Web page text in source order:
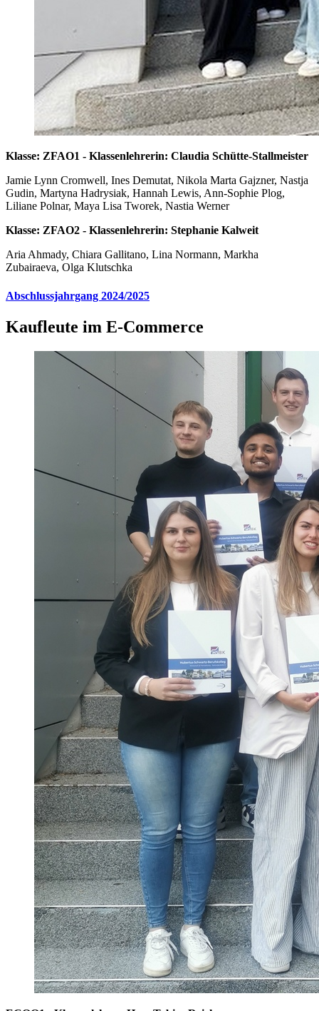
Klasse: ZFAO1 - Klassenlehrerin: Claudia Schütte-Stallmeister
Jamie Lynn Cromwell, Ines Demutat, Nikola Marta Gajzner, Nastja
Gudin, Martyna Hadrysiak, Hannah Lewis, Ann-Sophie Plog,
Liliane Polnar, Maya Lisa Tworek, Nastia Werner
Klasse: ZFAO2 - Klassenlehrerin: Stephanie Kalweit
Aria Ahmady, Chiara Gallitano, Lina Normann, Markha
Zubairaeva, Olga Klutschka
Abschlussjahrgang 2024/2025
Kaufleute im E-Commerce